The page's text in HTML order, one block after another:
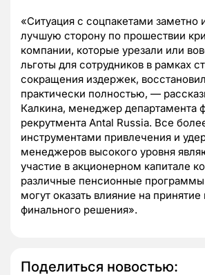
«Ситуация с соцпакетами заметно
лучшую сторону по прошествии
компании, которые урезали или
льготы для сотрудников в рамках
сокращения издержек,
практически полностью, —
Калкина, менеджер департамента
рекрутмента Antal Russia. Все
инструментами привлечения и
менеджеров высокого уровня
участие в акционерном капитале
различные пенсионные
могут оказать влияние на
финального решения».
Поделиться новостью: